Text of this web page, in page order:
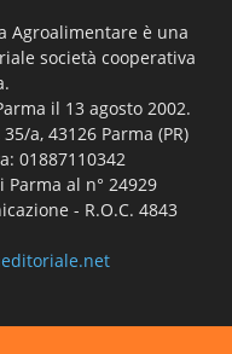
Agroalimentare è una
società cooperativa
il 13 agosto 2002.
a, 43126 Parma (PR)
01887110342
al n° 24929
- R.O.C. 4843